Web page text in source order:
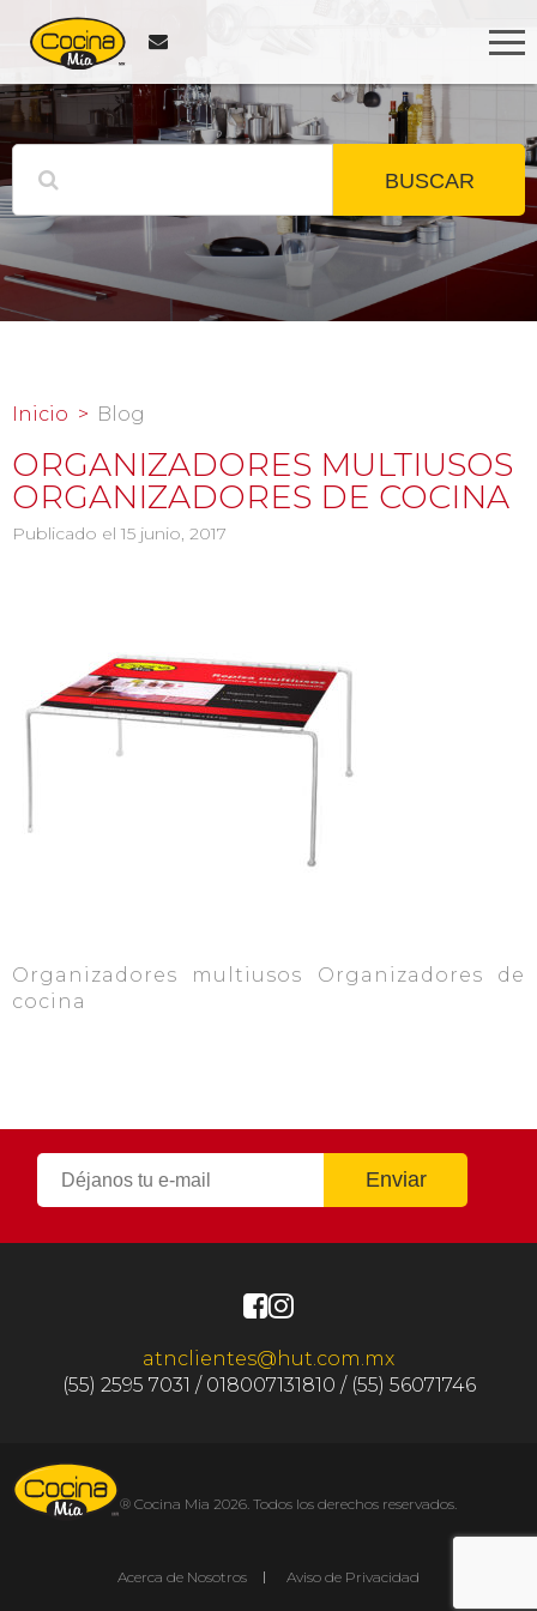
BUSCAR
Inicio Blog
ORGANIZADORES MULTIUSOS
ORGANIZADORES DE COCINA
Publicado el 15 junio, 2017
Organizadores multiusos Organizadores de
cocina
atnclientes@hut.com.mx
(55) 2595 7031 / 018007131810 / (55) 56071746
® Cocina Mia 2026. Todos los derechos reservados.
Acerca de Nosotros Aviso de Privacidad